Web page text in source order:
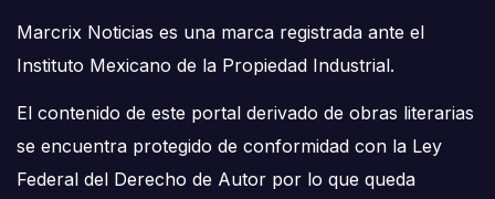
Marcrix Noticias es una marca registrada ante el
Instituto Mexicano de la Propiedad Industrial.
El contenido de este portal derivado de obras literarias
se encuentra protegido de conformidad con la Ley
Federal del Derecho de Autor por lo que queda